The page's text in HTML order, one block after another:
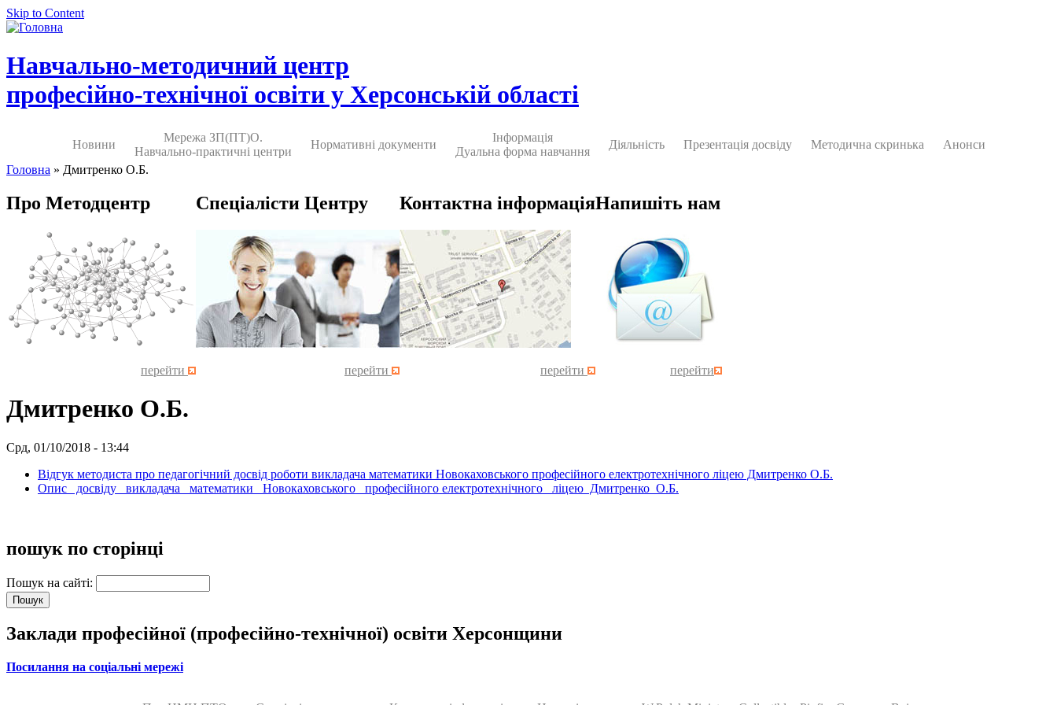
Skip to Content
Навчально-методичний центр
професійно-технічної освіти у Херсонській області
Новини
Мережа ЗП(ПТ)О.
Навчально-практичні центри
Нормативні документи
Інформація
Дуальна форма навчання
Діяльність Презентація досвіду Методична скринька
Анонси
Головна » Дмитренко О.Б.
Про Методцентр
перейти
Спеціалісти Центру
перейти
Контактна інформація
перейти
Напишіть нам
перейти
Дмитренко О.Б.
Срд, 01/10/2018 - 13:44
Відгук методиста про педагогічний досвід роботи викладача математики Новокаховського професійного електротехнічного ліцею Дмитренко О.Б.
Опис досвіду викладача математики Новокаховського професійного електротехнічного ліцею Дмитренко О.Б.
пошук по сторінці
Пошук на сайті:
Заклади професійної (професійно-технічної) освіти Херсонщини
Посилання на соціальні мережі